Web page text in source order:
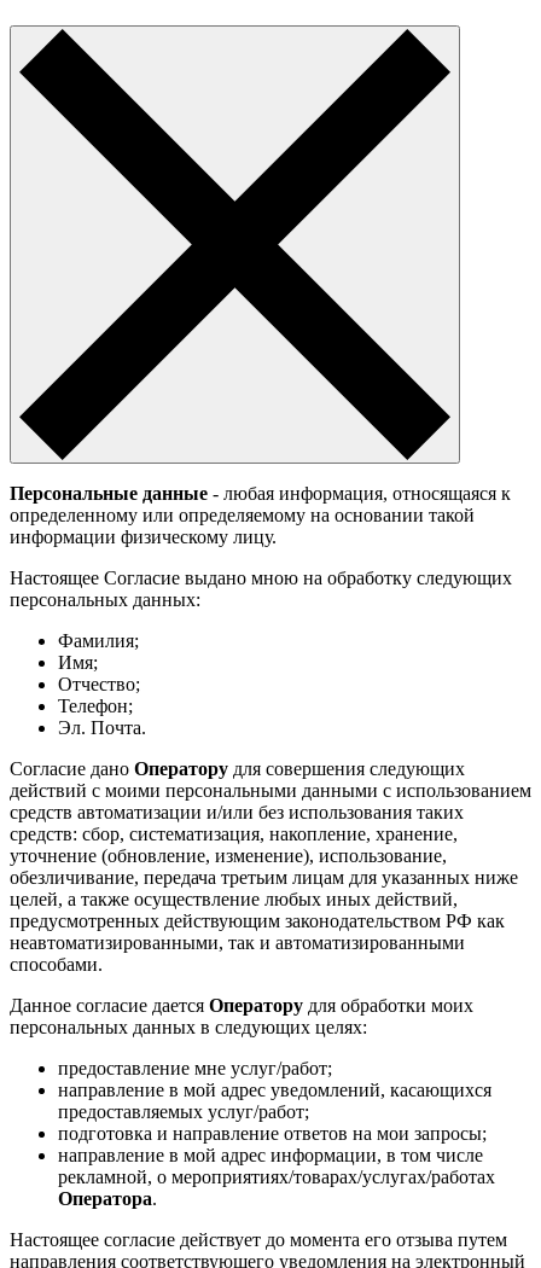
Персональные данные - любая информация, относящаяся к
определенному или определяемому на основании такой
информации физическому лицу.
Настоящее Согласие выдано мною на обработку следующих
персональных данных:
Фамилия;
Имя;
Отчество;
Телефон;
Эл. Почта.
Согласие дано Оператору для совершения следующих
действий с моими персональными данными с использованием
средств автоматизации и/или без использования таких
средств: сбор, систематизация, накопление, хранение,
уточнение (обновление, изменение), использование,
обезличивание, передача третьим лицам для указанных ниже
целей, а также осуществление любых иных действий,
предусмотренных действующим законодательством РФ как
неавтоматизированными, так и автоматизированными
способами.
Данное согласие дается Оператору для обработки моих
персональных данных в следующих целях:
предоставление мне услуг/работ;
направление в мой адрес уведомлений, касающихся
предоставляемых услуг/работ;
подготовка и направление ответов на мои запросы;
направление в мой адрес информации, в том числе
рекламной, о мероприятиях/товарах/услугах/работах
Оператора.
Настоящее согласие действует до момента его отзыва путем
направления соответствующего уведомления на электронный